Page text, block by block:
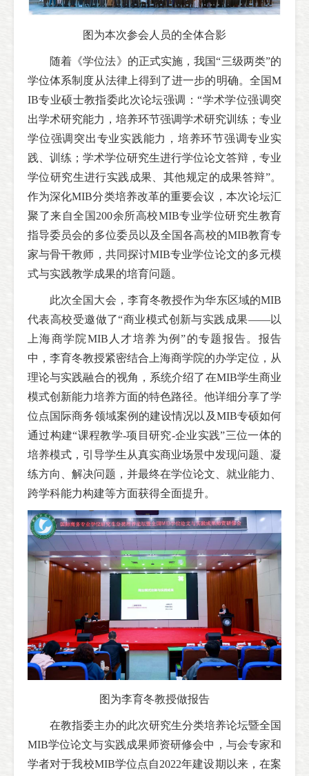
图为本次参会人员的全体合影
随着《学位法》的正式实施，我国“三级两类”的
学位体系制度从法律上得到了进一步的明确。全国M
IB专业硕士教指委此次论坛强调：“学术学位强调突
出学术研究能力，培养环节强调学术研究训练；专业
学位强调突出专业实践能力，培养环节强调专业实
践、训练；学术学位研究生进行学位论文答辩，专业
学位研究生进行实践成果、其他规定的成果答辩”。
作为深化MIB分类培养改革的重要会议，本次论坛汇
聚了来自全国200余所高校MIB专业学位研究生教育
指导委员会的多位委员以及全国各高校的MIB教育专
家与骨干教师，共同探讨MIB专业学位论文的多元模
式与实践教学成果的培育问题。
此次全国大会，李育冬教授作为华东区域的MIB
代表高校受邀做了“商业模式创新与实践成果——以
上海商学院MIB人才培养为例”的专题报告。报告
中，李育冬教授紧密结合上海商学院的办学定位，从
理论与实践融合的视角，系统介绍了在MIB学生商业
模式创新能力培养方面的特色路径。他详细分享了学
位点国际商务领域案例的建设情况以及MIB专硕如何
通过构建“课程教学-项目研究-企业实践”三位一体的
培养模式，引导学生从真实商业场景中发现问题、凝
练方向、解决问题，并最终在学位论文、就业能力、
跨学科能力构建等方面获得全面提升。
图为李育冬教授做报告
在教指委主办的此次研究生分类培养论坛暨全国
MIB学位论文与实践成果师资研修会中，与会专家和
学者对于我校MIB学位点自2022年建设期以来，在案